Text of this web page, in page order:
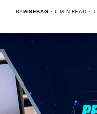
BYMISEBAG 6 MIN READ